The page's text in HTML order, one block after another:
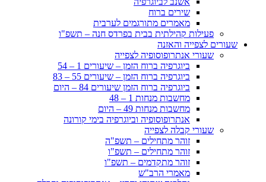
שירים ברוח
מאמרים מתורגמים לערבית
פעילות קהילתית בבית בפרדס חנה – תשפ"ו
שעורים לצפייה והאזנה
שעורי אנתרופוסופיה לצפייה
ביוגרפיה ברוח הזמן – שיעורים 1 – 54
ביוגרפיה ברוח הזמן – שיעורים 55 – 83
ביוגרפיה ברוח הזמן שיעורים 84 – היום
מחשבות מנחות 1 – 48
מחשבות מנחות 49 – היום
אנתרופוסופיה וביוגרפיה בימי קורונה
שעורי קבלה לצפייה
זוהר מתחילים – תשפ"ה
זוהר מתחילים – תשפ"ו
זוהר מתקדמים – תשפ"ו
מאמרי הרב"ש